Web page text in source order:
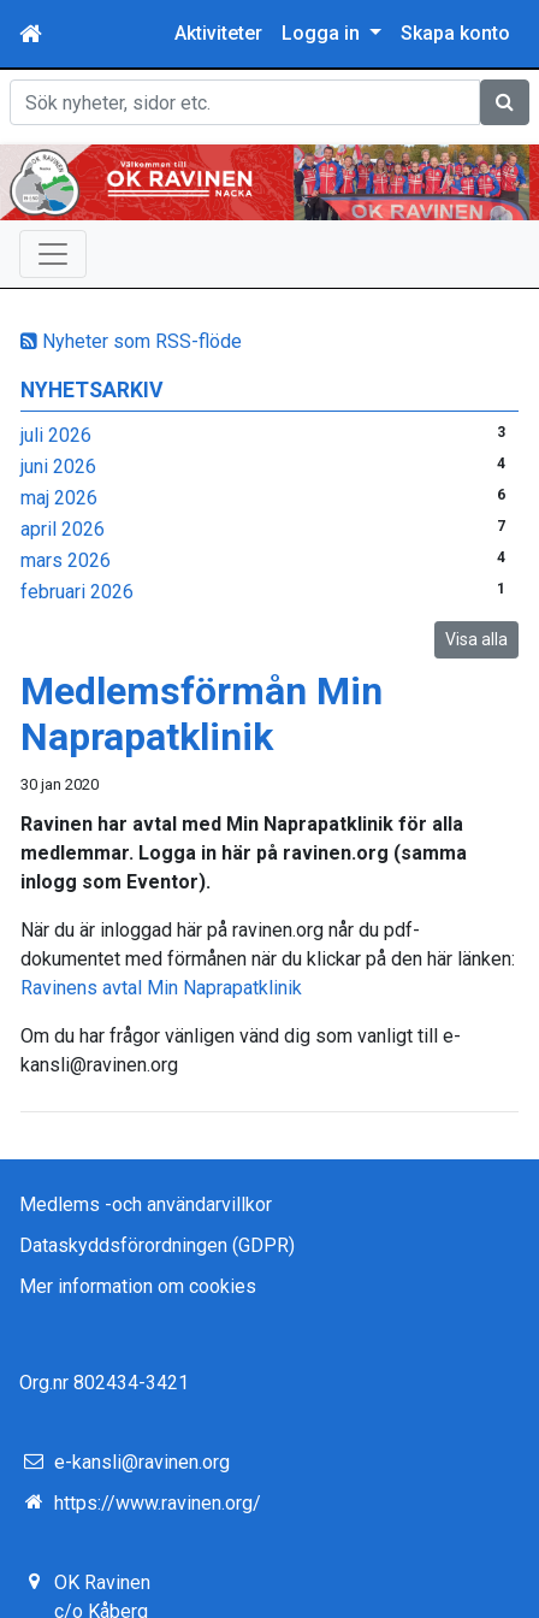
Aktiviteter Logga in Skapa konto
Sök
Nyheter som RSS-flöde
NYHETSARKIV
juli 2026 3
juni 2026 4
maj 2026 6
april 2026 7
mars 2026 4
februari 2026 1
Visa alla
Medlemsförmån Min
Naprapatklinik
30 jan 2020
Ravinen har avtal med Min Naprapatklinik för alla
medlemmar. Logga in här på ravinen.org (samma
inlogg som Eventor).
När du är inloggad här på ravinen.org når du pdf-
dokumentet med förmånen när du klickar på den här länken:
Ravinens avtal Min Naprapatklinik
Om du har frågor vänligen vänd dig som vanligt till e-
kansli@ravinen.org
Medlems -och användarvillkor
Dataskyddsförordningen (GDPR)
Mer information om cookies
Org.nr 802434-3421
e-kansli@ravinen.org
https://www.ravinen.org/
OK Ravinen
c/o Kåberg